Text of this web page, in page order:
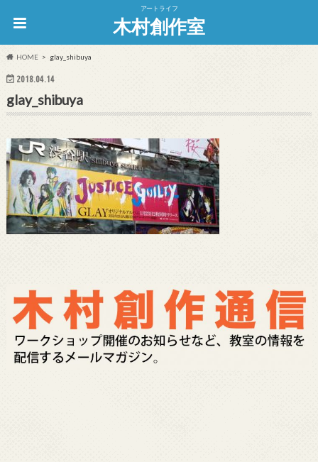
アートライフ
木村創作室
HOME glay_shibuya
2018.04.14
glay_shibuya